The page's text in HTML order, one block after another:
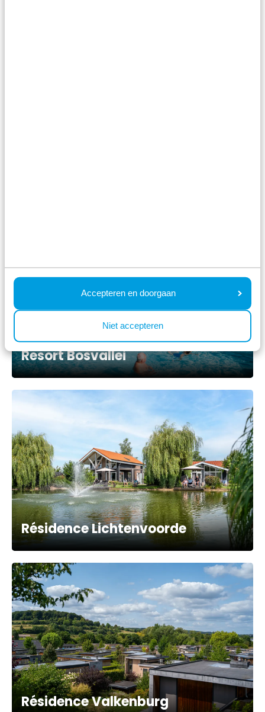
Accepteren en doorgaan
Niet accepteren
Resort Bosvallei
Résidence Lichtenvoorde
Résidence Valkenburg